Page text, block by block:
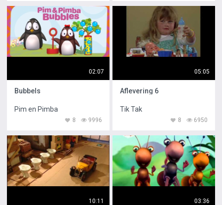
02:07
Bubbels
Pim en Pimba
9996
8
05:05
Aflevering 6
Tik Tak
6950
8
10:11 03:36